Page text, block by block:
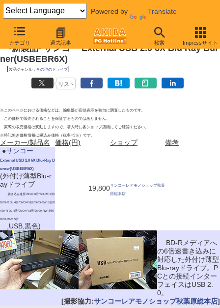
Powered by Translate
カテゴリ 過去記事 検索 Impressサイト
2010年11月13日号
-新製品- サンコー External USB 2.0 6X Blu-Ray Bur
ner(USBEBR6X)
[製品ジャンル： その他のドライブ]
リスト
※このページにおける価格などは、編集部が店頭表示を独自に調査したものです。
この価格で販売されることを保証するものではありません。
実際の販売価格は変動しますので、購入時に各ショップ店頭にてご確認ください。
※特記無き価格情報は税込み価格（税率=5％）です。
メーカー/製品名 価格(円) ショップ
備考
●サンコー
External USB 2.0 6X Blu-Ray B
urner(USBEBR6X)
(外付け薄型Blu-r
ayドライブ
,書き込み速度:BD-R 6倍/BD-RE 2倍/
DVD-R DL 4倍/DVD-R 8倍/DVD-RW 6倍/D
VD+R DL 4倍/DVD+R 8倍/DVD+RW 8倍/
DVD-RAM 5倍
,USB,黒色)
19,800サンコーレアモノショップ秋葉
原総本店
BD-Rメディアへ
の6倍速書き込みに
対応した外付け薄型
Blu-rayドライブ。P
Cとの接続インター
フェイスはUSB 2.
0。
[撮影協力:サンコーレアモノショップ秋葉原総本店]